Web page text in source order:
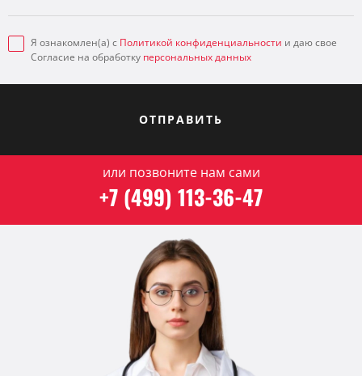
Я ознакомлен(а) с Политикой конфиденциальности и даю свое
Согласие на обработку персональных данных
ОТПРАВИТЬ
или позвоните нам сами
+7 (499) 113-36-47